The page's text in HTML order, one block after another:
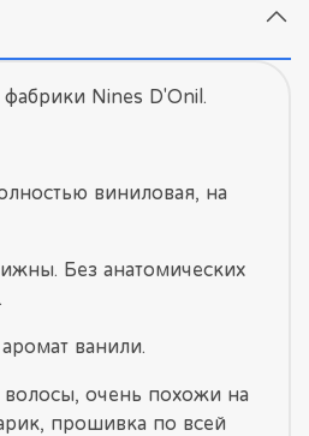
Nines D'Onil.
виниловая, на
Без анатомических
ванили.
очень похожи на
прошивка по всей